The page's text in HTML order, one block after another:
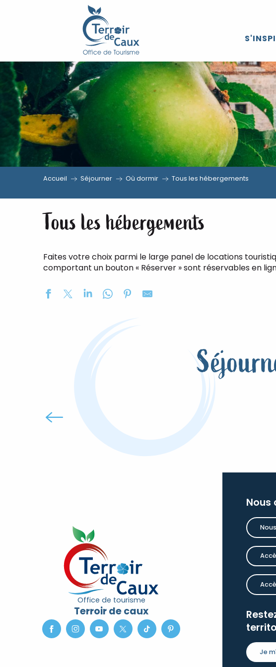
Accueil Séjourner Où dormir Tous les hébergements
Tous les hébergements
Faites votre choix parmi le large panel de locations
comportant un bouton « Réserver » sont réservables en
Les Jacquemarts Normands
Gîte de la Ferme du Pollet
Le Gîte du Château
Les chambres d'hôtes du Domaine de la Reine Blanche
L'étoile de Mer
Gîtes de France® - La maison du jardinier
Office de tourisme
Terroir de caux
Nous
Je